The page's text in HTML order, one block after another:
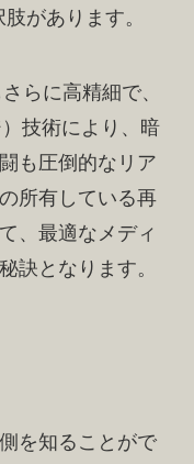
があります。
らに高精細で、
技術により、暗
も圧倒的なリア
所有している再
、最適なメディ
訣となります。
を知ることがで